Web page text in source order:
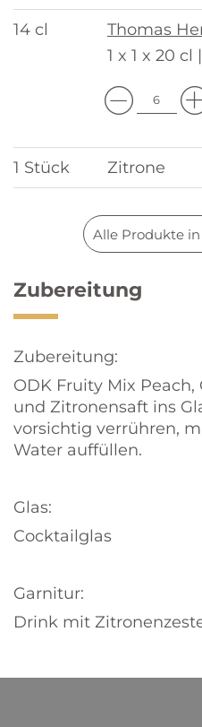
14 cl
Thomas
1 x 1 x 20 cl |
1 Stück Zitrone
Alle Produkte
Zubereitung
Zubereitung:
ODK Fruity Mix
und Zitronensaft ins
vorsichtig verrühren,
Water auffüllen.
Glas:
Cocktailglas
Garnitur:
Drink mit